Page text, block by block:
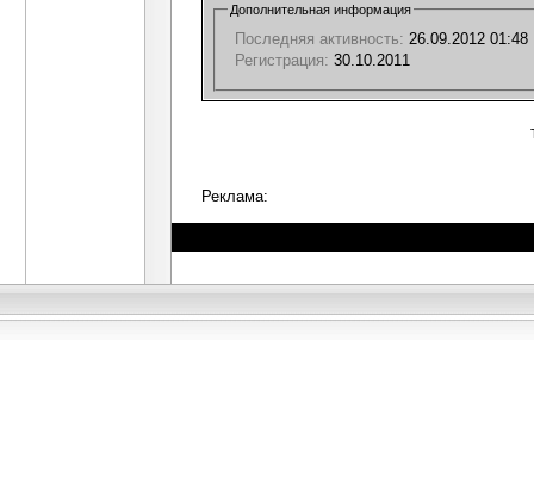
Дополнительная информация
Последняя активность: 26.09.2012 01:48
Регистрация: 30.10.2011
Реклама: